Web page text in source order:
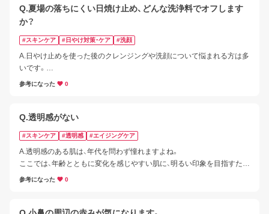
はい
Q.夏場の落ちにくい日焼け止め、どんな洗浄料でオフします
か？
#スキンケア #日やけ対策・ケア #洗顔
A.日やけ止めを使った後のクレンジングや洗顔について悩まれる方は多
いです。
洗顔料で落とせるタイプの日やけ止めもありますが、製品の表示に従っ
参考になった 0
Q.透明感がない
#スキンケア #透明感 #エイジングケア
A.透明感のある肌は、年代を問わず憧れますよね。
ここでは、年齢とともに変化を感じやすい肌に、明るい印象を目指すため
の「透明感ケア」のポイントをご紹介します。
参考になった 0